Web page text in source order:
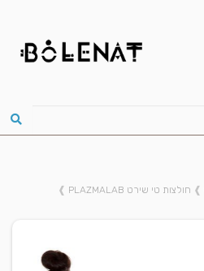
❱ חולצות טי שירט PLAZMALAB
❱